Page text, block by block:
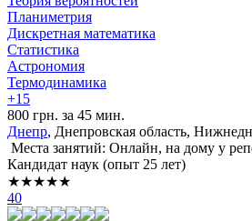
Планиметрия
Дискретная математика
Статистика
Астрономия
Термодинамика
+15
800 грн. за 45 мин.
Днепр, Днепровская область,
Места занятий: Онлайн, на дому у
Кандидат наук (опыт 25 лет)
★★★★★
40